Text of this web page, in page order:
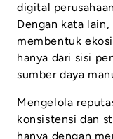
digital
Dengan kata
membentuk
hanya dari sisi
sumber daya
Mengelola
konsistensi dan
hanya dengan